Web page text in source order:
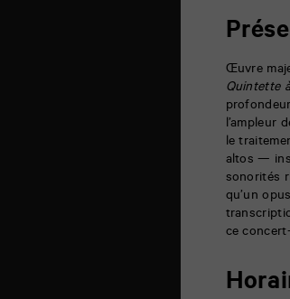
Œuvre
Quintette
l’ampleur
le
altos —
sonorités
qu’un
ce